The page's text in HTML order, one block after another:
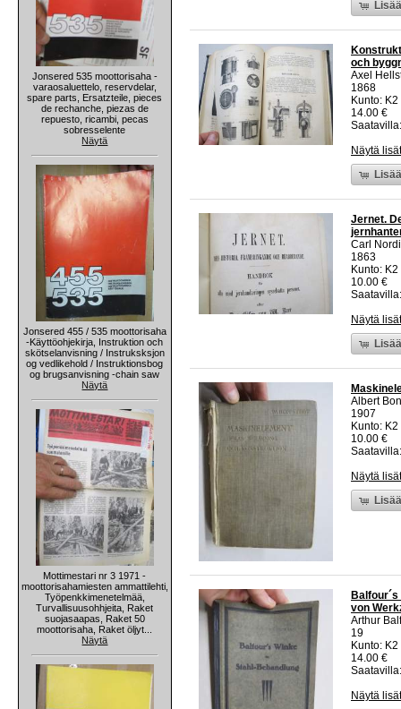
Jonsered 535 moottorisaha -
varaosaluettelo, reservdelar,
spare parts, Ersatzteile, pieces
de rechanche, piezas de
repuesto, ricambi, pecas
sobresselente
Näytä
Jonsered 455 / 535 moottorisaha
-Käyttöohjekirja, Instruktion och
skötselanvisning / Instruksksjon
og vedlikehold / Instruktionsbog
og brugsanvisning -chain saw
Näytä
Mottimestari nr 3 1971 -
moottorisahamiesten ammattilehti,
Työpenkkimenetelmää,
Turvallisuusohhjeita, Raket
suojasaapas, Raket 50
moottorisaha, Raket öljyt...
Näytä
och
Axel
1868
Kunto:
14.00 €
Näytä
Jernet.
Carl
1863
Kunto:
10.00 €
Näytä
Albert
1907
Kunto:
10.00 €
Näytä
von
Arthur
19
Kunto:
14.00 €
Näytä